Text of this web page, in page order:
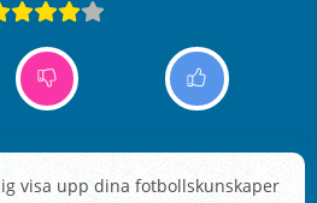
visa upp dina fotbollskunskaper